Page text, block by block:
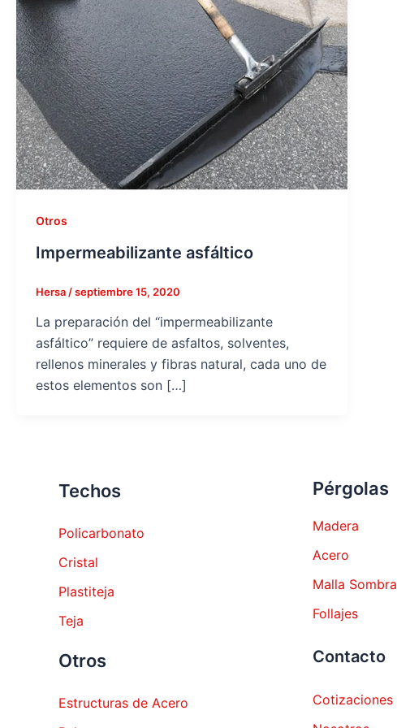
Otros
Impermeabilizante asfáltico
Hersa /septiembre 15, 2020
La preparación del “impermeabilizante
asfáltico” requiere de asfaltos, solventes,
rellenos minerales y fibras natural, cada uno de
estos elementos son […]
Techos
Policarbonato
Cristal
Plastiteja
Teja
Otros
Estructuras de Acero
Pérgolas
Madera
Acero
Malla Sombra
Follajes
Contacto
Cotizaciones